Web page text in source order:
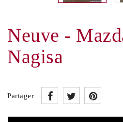
Neuve -
Nagisa
Partager